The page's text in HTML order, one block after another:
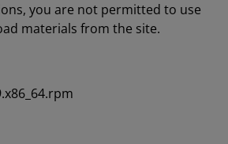
you are not permitted to use
materials from the site.